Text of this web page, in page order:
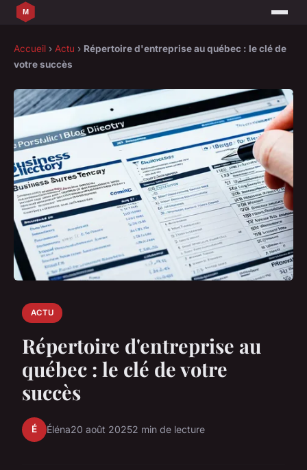
Accueil › Actu › Répertoire d'entreprise au québec : le clé de
votre succès
ACTU
Répertoire d'entreprise au
québec : le clé de votre
succès
É Éléna20 août 20252 min de lecture